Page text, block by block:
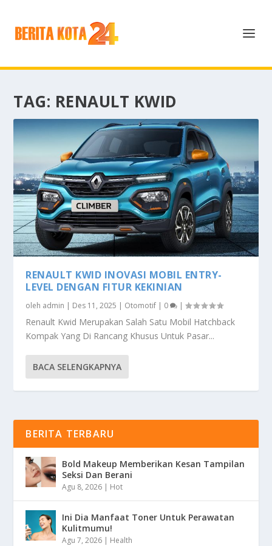
TAG: RENAULT KWID
RENAULT KWID INOVASI MOBIL ENTRY-
LEVEL DENGAN FITUR KEKINIAN
oleh admin | Des 11, 2025 | Otomotif | 0 |
Renault Kwid Merupakan Salah Satu Mobil Hatchback
Kompak Yang Di Rancang Khusus Untuk Pasar...
BACA SELENGKAPNYA
BERITA TERBARU
Bold Makeup Memberikan Kesan Tampilan
Seksi Dan Berani
Agu 8, 2026 | Hot
Ini Dia Manfaat Toner Untuk Perawatan
Kulitmumu!
Agu 7, 2026 | Health